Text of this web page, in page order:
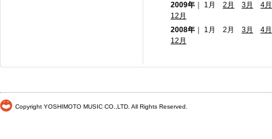
2009年 ｜ 1月 2月 3月
4月
12月
2008年 ｜ 1月 2月 3月
4月
12月
Copyright YOSHIMOTO MUSIC CO.,LTD. All Rights Reserved.